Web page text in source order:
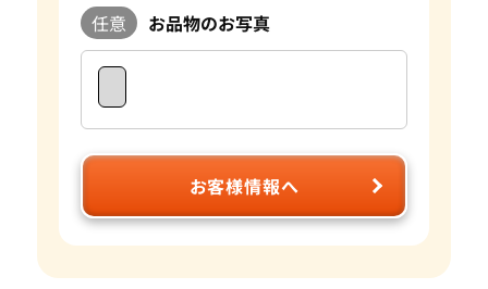
任意 お品物のお写真
お客様情報へ